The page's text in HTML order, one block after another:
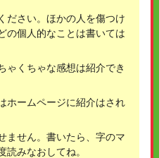
ださい。ほかの人を傷つけ
の個人的なことは書いては
ゃくちゃな感想は紹介でき
ホームページに紹介はされ
ません。書いたら、字のマ
みなおしてね。